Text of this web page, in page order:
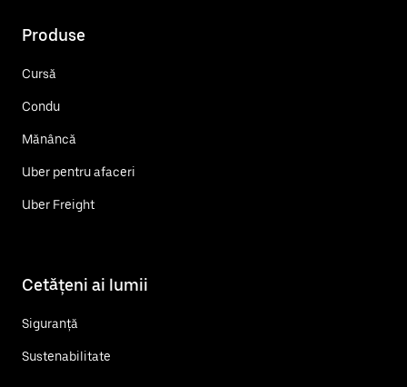
Produse
Cursă
Condu
Mănâncă
Uber pentru afaceri
Uber Freight
Cetățeni ai lumii
Siguranță
Sustenabilitate